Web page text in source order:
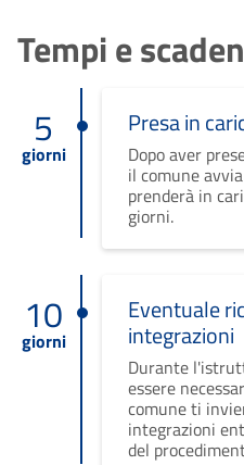
Tempi e
5
giorni
Presa in
Dopo aver
il comune
prenderà in
giorni.
10
giorni
Eventuale
integrazioni
Durante
essere
comune ti
integrazioni
del